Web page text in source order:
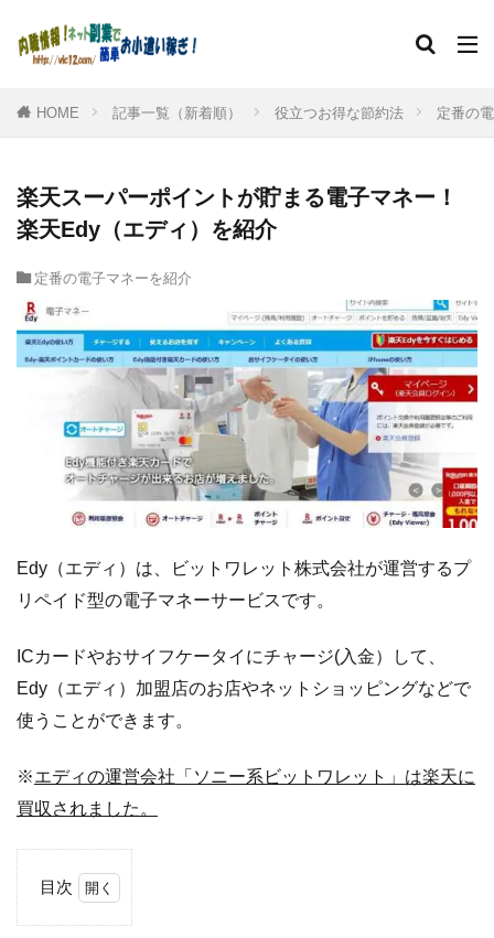
HOME 記事一覧（新着順） 役立つお得な節約法 定番の
楽天スーパーポイントが貯まる電子マネー！
楽天Edy（エディ）を紹介
定番の電子マネーを紹介
Edy（エディ）は、ビットワレット株式会社が運営するプ
リペイド型の電子マネーサービスです。
ICカードやおサイフケータイにチャージ(入金）して、
Edy（エディ）加盟店のお店やネットショッピングなどで
使うことができます。
※エディの運営会社「ソニー系ビットワレット」は楽天に
買収されました。
目次